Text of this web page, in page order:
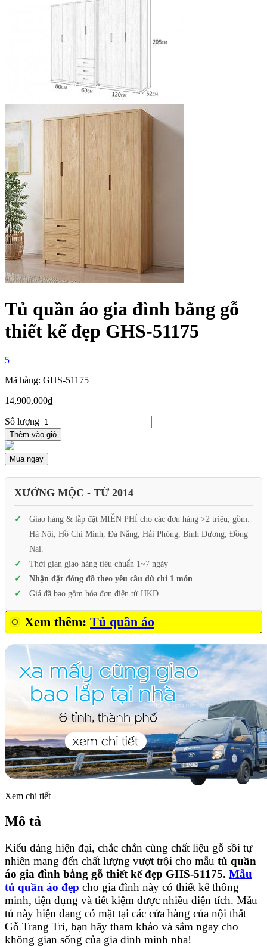
Tủ quần áo gia đình bằng gỗ
thiết kế đẹp GHS-51175
5
Mã hàng: GHS-51175
14,900,000₫
Số lượng
Thêm vào giỏ
Mua ngay
XƯỞNG MỘC - TỪ 2014
Giao hàng & lắp đặt MIỄN PHÍ cho các đơn hàng >2 triệu, gồm:
Hà Nội, Hồ Chí Minh, Đà Nẵng, Hải Phòng, Bình Dương, Đồng
Nai.
Thời gian giao hàng tiêu chuẩn 1~7 ngày
Nhận đặt đóng đồ theo yêu cầu dù chỉ 1 món
Giá đã bao gồm hóa đơn điện tử HKD
Xem thêm: Tủ quần áo
Xem chi tiết
Mô tả
Kiểu dáng hiện đại, chắc chắn cùng chất liệu gỗ sồi tự
nhiên mang đến chất lượng vượt trội cho mẫu tủ quần
áo gia đình bằng gỗ thiết kế đẹp GHS-51175. Mẫu
tủ quần áo đẹp cho gia đình này có thiết kế thông
minh, tiện dụng và tiết kiệm được nhiều diện tích. Mẫu
tủ này hiện đang có mặt tại các cửa hàng của nội thất
Gỗ Trang Trí, bạn hãy tham khảo và sắm ngay cho
không gian sống của gia đình mình nha!